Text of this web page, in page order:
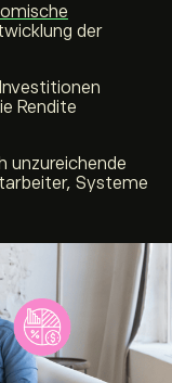
der
Rendite
unzureichende
Systeme